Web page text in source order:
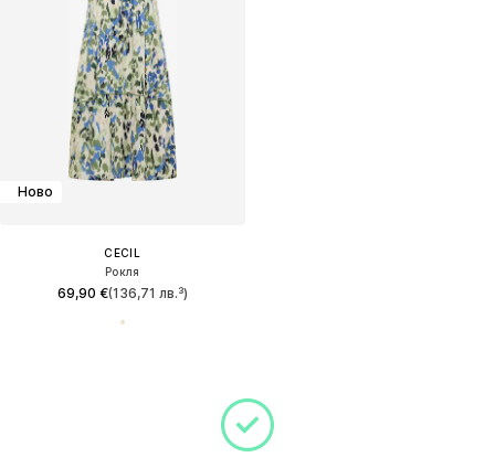
Ново
CECIL
Рокля
69,90 €(136,71 лв.³)